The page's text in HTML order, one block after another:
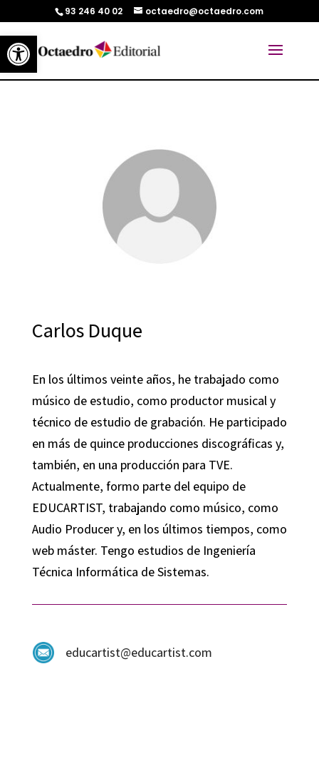
Abrir barra de herramientas
93 246 40 02 octaedro@octaedro.com
Carlos Duque
En los últimos veinte años, he trabajado como
músico de estudio, como productor musical y
técnico de estudio de grabación. He participado
en más de quince producciones discográficas y,
también, en una producción para TVE.
Actualmente, formo parte del equipo de
EDUCARTIST, trabajando como músico, como
Audio Producer y, en los últimos tiempos, como
web máster. Tengo estudios de Ingeniería
Técnica Informática de Sistemas.
educartist@educartist.com